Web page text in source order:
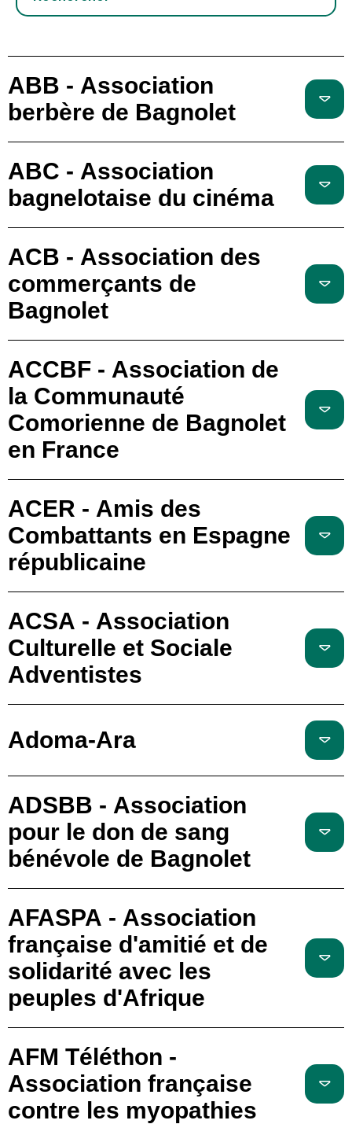
ABB - Association
berbère de Bagnolet
ABC - Association
bagnelotaise du cinéma
ACB - Association des
commerçants de
Bagnolet
ACCBF - Association de
la Communauté
Comorienne de Bagnolet
en France
ACER - Amis des
Combattants en Espagne
républicaine
ACSA - Association
Culturelle et Sociale
Adventistes
Adoma-Ara
ADSBB - Association
pour le don de sang
bénévole de Bagnolet
AFASPA - Association
française d'amitié et de
solidarité avec les
peuples d'Afrique
AFM Téléthon -
Association française
contre les myopathies